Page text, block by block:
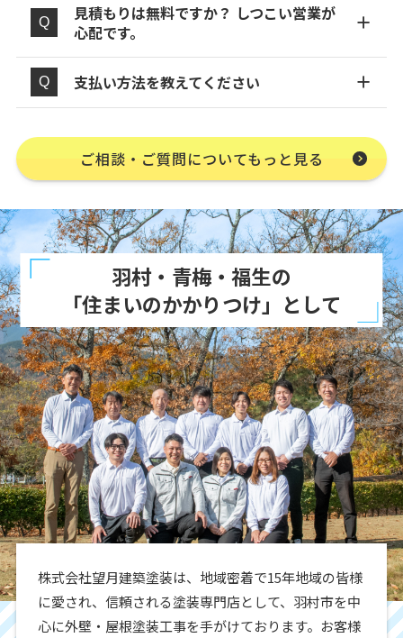
見積もりは無料ですか？ しつこい営業が
心配です。
支払い方法を教えてください
ご相談・ご質問についてもっと見る
羽村・青梅・福生の
「住まいのかかりつけ」として
株式会社望月建築塗装は、地域密着で15年地域の皆様
に愛され、信頼される塗装専門店として、羽村市を中
心に外壁・屋根塗装工事を手がけております。お客様